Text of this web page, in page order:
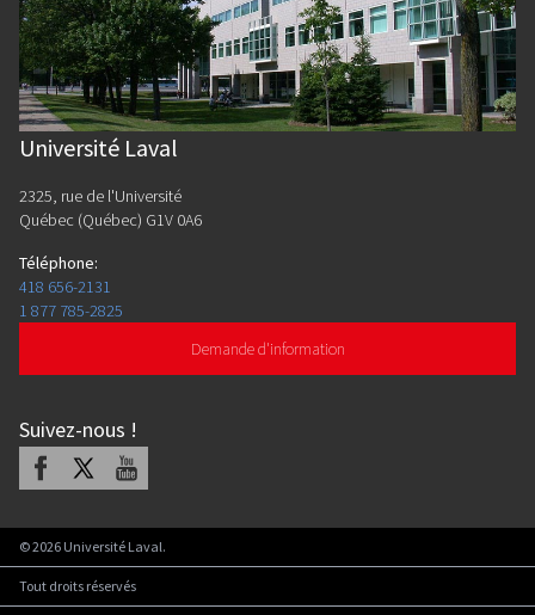
Université Laval
2325, rue de l'Université
Québec (Québec) G1V 0A6
Téléphone:
418 656-2131
1 877 785-2825
Demande d'information
Suivez-nous !
Facebook Youtube
©2026 Université Laval.
Tout droits réservés